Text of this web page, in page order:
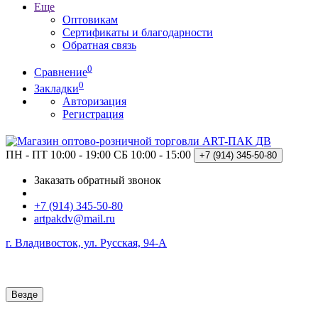
Еще
Оптовикам
Сертификаты и благодарности
Обратная связь
Сравнение0
Закладки0
Авторизация
Регистрация
ПН - ПТ 10:00 - 19:00 СБ 10:00 - 15:00 +7 (914) 345-50-80
Заказать обратный звонок
+7 (914) 345-50-80
artpakdv@mail.ru
г. Владивосток, ул. Русская, 94-А
Везде